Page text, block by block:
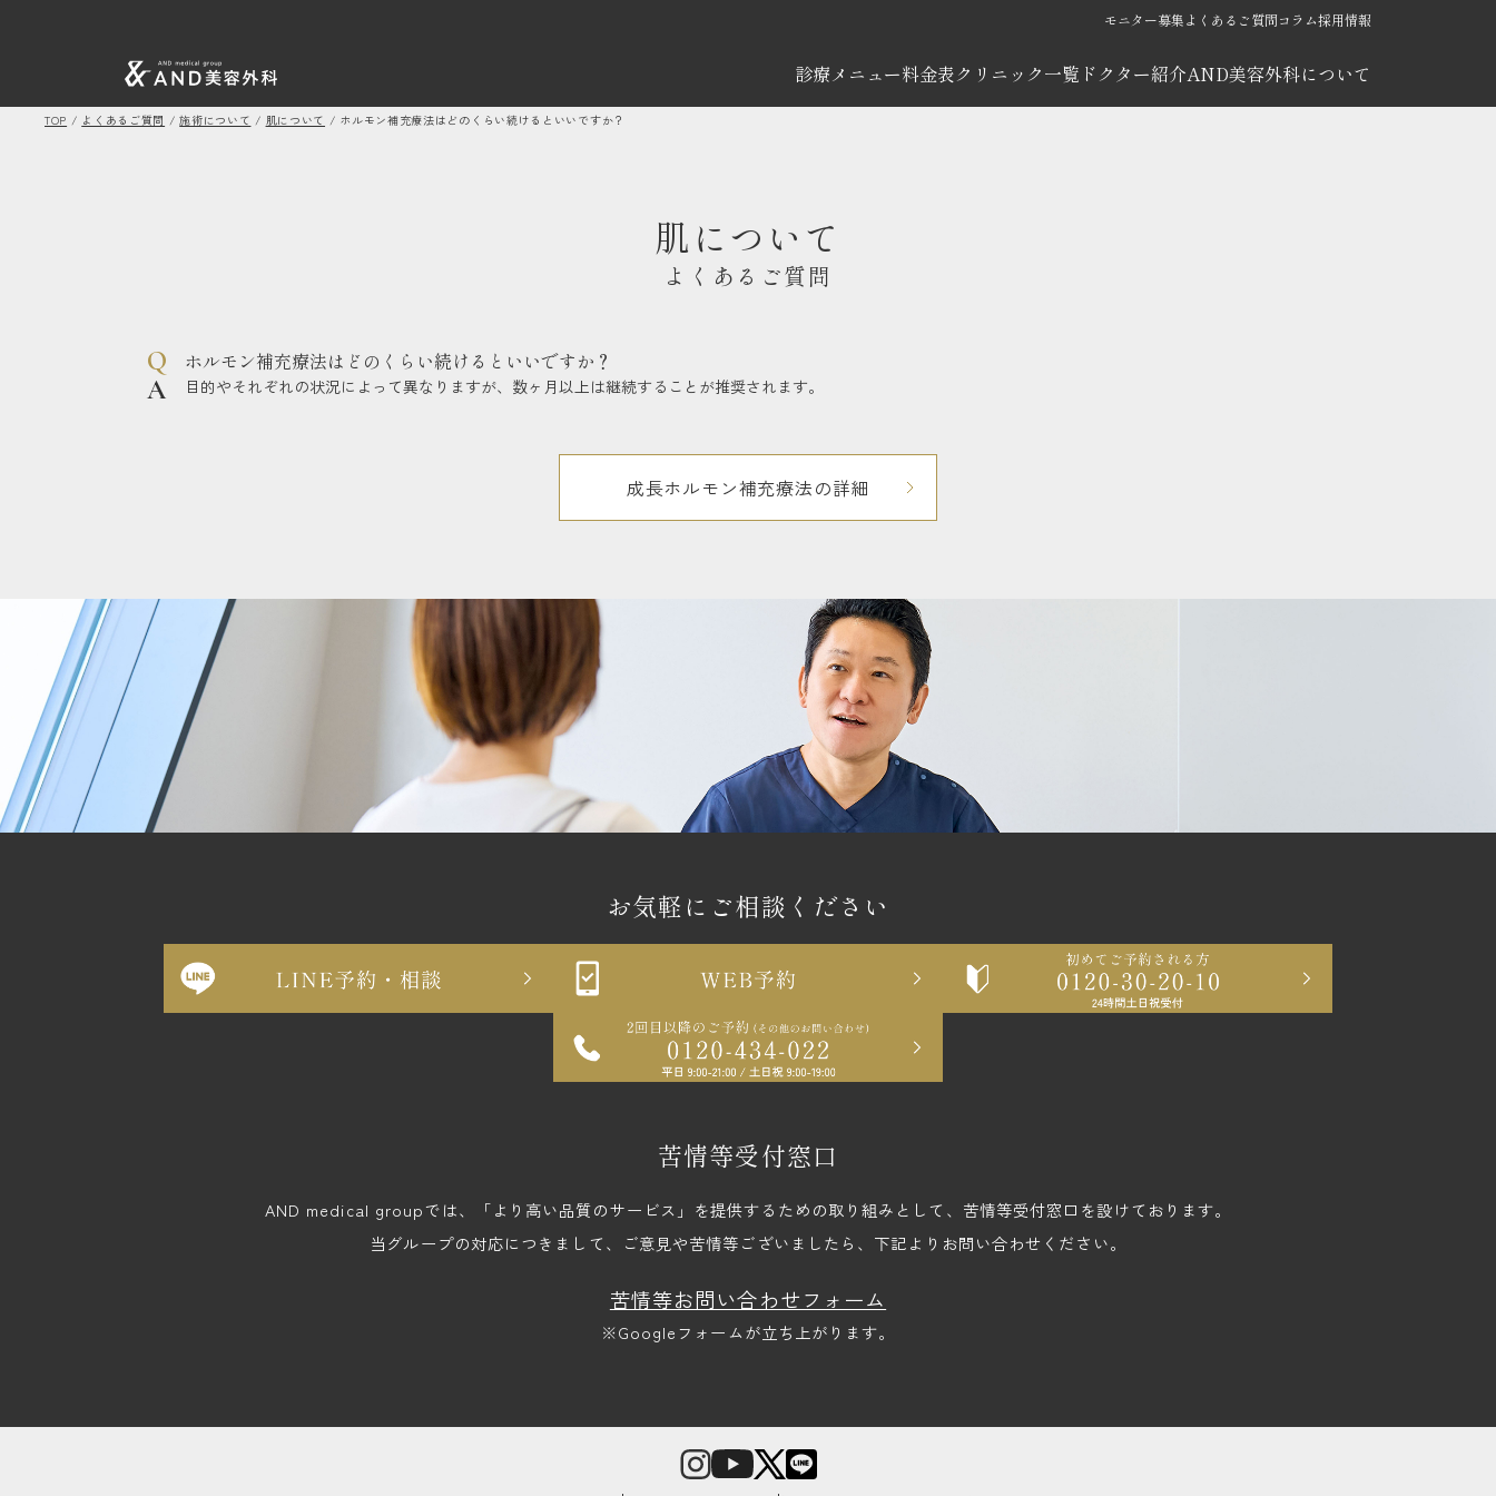
モニター募集よくあるご質問コラム採用情報
診療メニュー料金表クリニック一覧 ドクター紹介AND美容外科について
TOP / よくあるご質問 /施術について / 肌について / ホルモン補充療法はどのくらい続けるといいですか？
肌について
よくあるご質問
ホルモン補充療法はどのくらい続けるといいですか？
目的やそれぞれの状況によって異なりますが、数ヶ月以上は継続することが推奨されます。
成長ホルモン補充療法の詳細
お気軽にご相談ください
苦情等受付窓口
AND medical groupでは、「より高い品質のサービス」を提供するための取り組みとして、苦情等受付窓口を設けております。
当グループの対応につきまして、ご意見や苦情等ございましたら、下記よりお問い合わせください。
苦情等お問い合わせフォーム
※Googleフォームが立ち上がります。